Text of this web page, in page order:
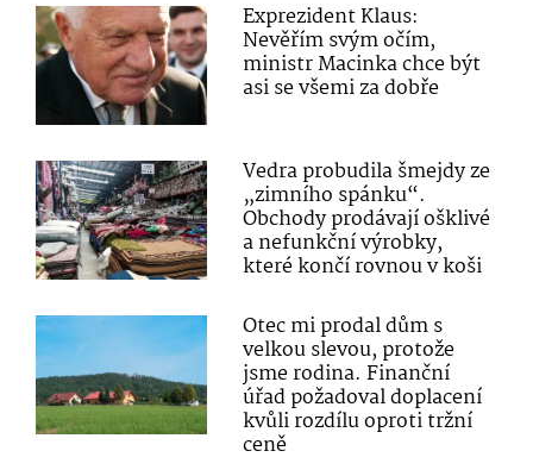
Exprezident Klaus:
Nevěřím svým očím,
ministr Macinka chce být
asi se všemi za dobře
Vedra probudila šmejdy ze
„zimního spánku“.
Obchody prodávají ošklivé
a nefunkční výrobky,
které končí rovnou v koši
Otec mi prodal dům s
velkou slevou, protože
jsme rodina. Finanční
úřad požadoval doplacení
kvůli rozdílu oproti tržní
ceně